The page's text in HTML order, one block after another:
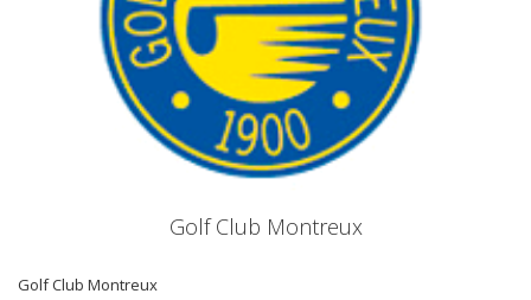
Golf Club Montreux
Golf Club Montreux